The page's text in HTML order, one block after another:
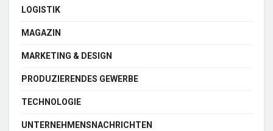
LOGISTIK
MAGAZIN
MARKETING & DESIGN
PRODUZIERENDES GEWERBE
TECHNOLOGIE
UNTERNEHMENSNACHRICHTEN